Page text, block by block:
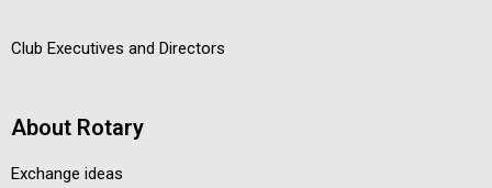
Club Executives and Directors
About Rotary
Exchange ideas